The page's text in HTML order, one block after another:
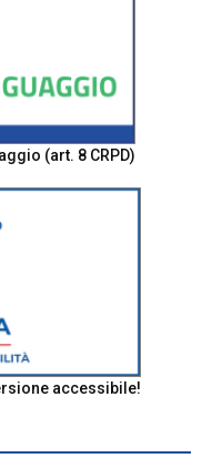
(art. 8 CRPD)
accessibile!